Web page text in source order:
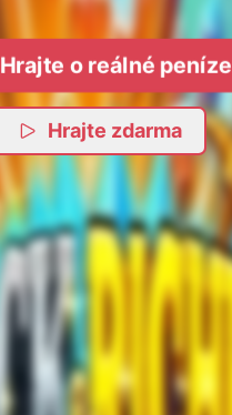
Hrajte o reálné peníze
Hrajte zdarma